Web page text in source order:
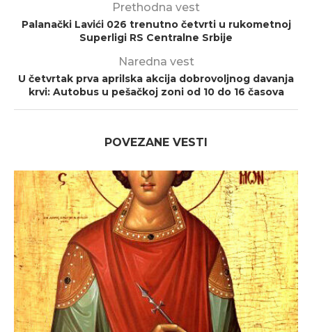
Prethodna vest
Palanački Lavići 026 trenutno četvrti u rukometnoj
Superligi RS Centralne Srbije
Naredna vest
U četvrtak prva aprilska akcija dobrovoljnog davanja
krvi: Autobus u pešačkoj zoni od 10 do 16 časova
POVEZANE VESTI